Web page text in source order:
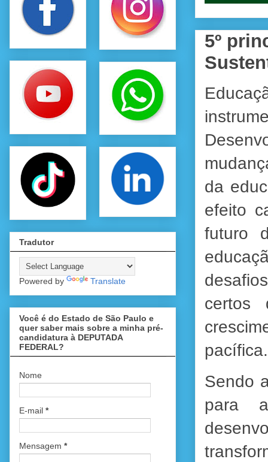
5º
da
efeito
futuro
certos
pacífica.
Sendo
para
Tradutor
Powered by Translate
Você é do Estado de São Paulo e
quer saber mais sobre a minha pré-
candidatura à DEPUTADA
FEDERAL?
Nome
E-mail *
Mensagem *